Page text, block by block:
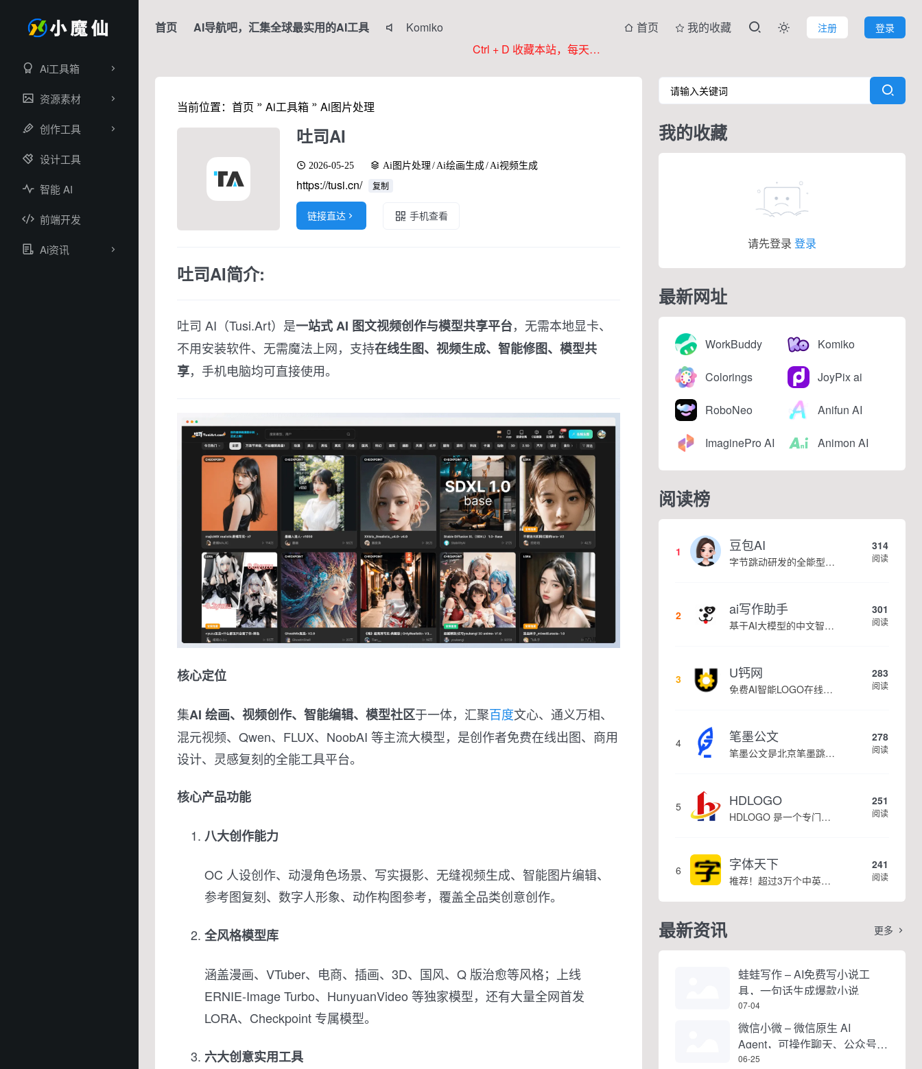
Ai工具箱
资源素材
创作工具
设计工具
智能 AI
前端开发
Ai资讯
首页 AI导航吧，汇集全球最实用的AI工具 
Komiko
登录
注册

首页
我的收藏
Ctrl + D 收藏本站，每天更新好站！
当前位置： 首页 » Ai工具箱 » Ai图片处理
吐司AI
2026-05-25 Ai图片处理 / Ai绘画生成/ Ai视频生成
https://tusi.cn/ 复制
链接直达  手机查看
吐司AI简介:
吐司 AI（Tusi.Art）是一站式 AI 图文视频创作与模型共享平台，无需本地显卡、
不用安装软件、无需魔法上网，支持在线生图、视频生成、智能修图、模型共
享，手机电脑均可直接使用。
核心定位
集AI 绘画、视频创作、智能编辑、模型社区于一体，汇聚百度文心、通义万相、
混元视频、Qwen、FLUX、NoobAI 等主流大模型，是创作者免费在线出图、商用
设计、灵感复刻的全能工具平台。
核心产品功能
八大创作能力
OC 人设创作、动漫角色场景、写实摄影、无缝视频生成、智能图片编辑、
参考图复刻、数字人形象、动作构图参考，覆盖全品类创意创作。
全风格模型库
涵盖漫画、VTuber、电商、插画、3D、国风、Q 版治愈等风格；上线
ERNIE-Image Turbo、HunyuanVideo 等独家模型，还有大量全网首发
LORA、Checkpoint 专属模型。
六大创意实用工具
我的收藏
请先登录 登录
最新网址
WorkBuddy Komiko
Colorings JoyPix ai
RoboNeo Anifun AI
ImaginePro AI Animon AI
阅读榜
1 豆包AI
字节跳动研发的全能型AI智能助手，提供智能对话、知识问答、内容创作、学习办公等一站式AI服务
314
阅读
2 ai写作助手
基于AI大模型的中文智能写作工具，面向学生、自媒体、职场人士提供一站式文本创作服务 核心定位 AI写作助手是依托人工智能技术打造的创作辅助平台，专注中文文本生成与优化，帮助用户快速完成各类文案、文章、论文等内容创作，提升写作效率 核心功能 ...
301
阅读
3 U钙网
免费AI智能LOGO在线设计制作平台
283
阅读
4 笔墨公文
笔墨公文是北京笔墨跳动科技旗下垂直公文赛道 AIGC 创作平台，深耕体制公文专业场景，依托海量标准公文语料训练专属大模型。平台整合 AI 公文生成、全维度智能校对、范文库、实时更新素材库、标准化公文模板五大核心板块，兼顾公文快速撰写、文稿合...
278
阅读
5 HDLOGO
HDLOGO 是一个专门整理矢量标志和图标的网站，提供各类品牌和公司的矢量标志下载服务，主要面向设计师、营销人员和企业用户，帮他们获取高质量的品牌标识资源。
251
阅读
6 字体天下
推荐！超过3万个中英文字体免费下载
241
阅读
最新资讯 更多 
蛙蛙写作 – AI免费写小说工
具，一句话生成爆款小说
07-04
微信小微 – 微信原生 AI
Agent，可操作聊天、公众号、
视频号和小程序
06-25